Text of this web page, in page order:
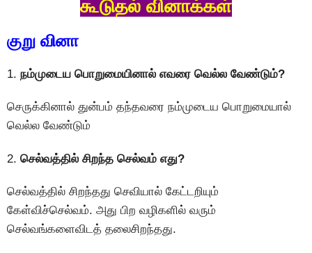
கூடுதல் வினாக்கள்
குறு வினா
1. நம்முடைய பொறுமையினால் எவரை வெல்ல வேண்டும்?
செருக்கினால் துன்பம் தந்தவரை நம்முடைய பொறுமையால்
வெல்ல வேண்டும்
2. செல்வத்தில் சிறந்த செல்வம் எது?
செல்வத்தில் சிறந்தது செவியால் கேட்டறியும்
கேள்விச்செல்வம். அது பிற வழிகளில் வரும்
செல்வங்களைவிடத் தலைசிறந்தது.